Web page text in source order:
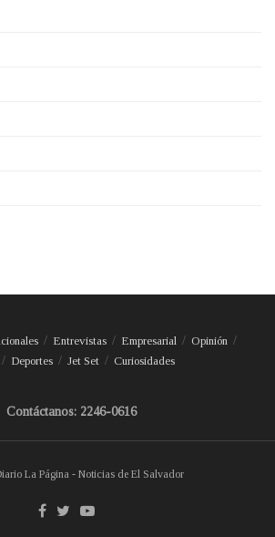
Entrevistas Empresarial
Opinión
Deportes Jet Set Curiosidades
Contáctanos: 2246-0616
La Página - Noticias de El Salvador